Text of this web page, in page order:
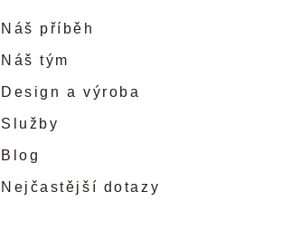
Náš příběh
Náš tým
Design a výroba
Služby
Blog
Nejčastější dotazy